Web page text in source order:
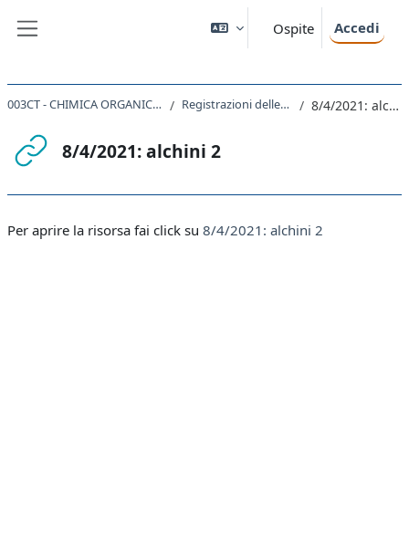
Ospite Accedi
003CT - CHIMICA ORGANICA I 2020 Registrazioni delle lezioni 8/4/2021: alchini 2
8/4/2021: alchini 2
Per aprire la risorsa fai click su 8/4/2021: alchini 2